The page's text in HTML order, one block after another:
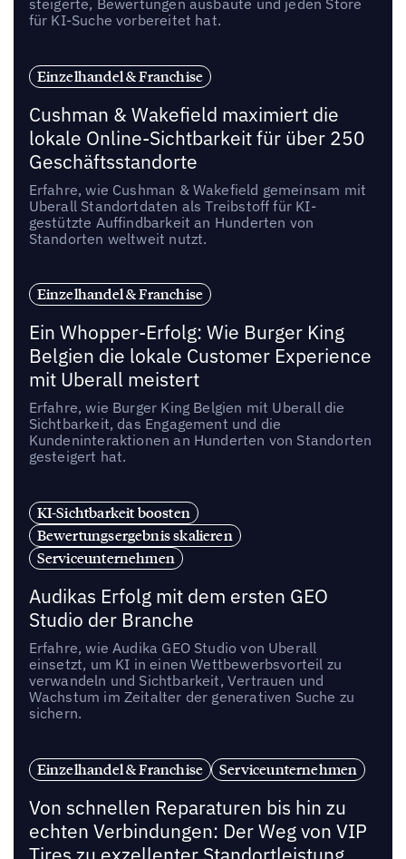
für KI-Suche vorbereitet hat.
Einzelhandel & Franchise
Cushman & Wakefield maximiert die
lokale Online-Sichtbarkeit für über 250
Geschäftsstandorte
Erfahre, wie Cushman & Wakefield gemeinsam mit
Uberall Standortdaten als Treibstoff für KI-
gestützte Auffindbarkeit an Hunderten von
Standorten weltweit nutzt.
Einzelhandel & Franchise
Ein Whopper-Erfolg: Wie Burger King
Belgien die lokale Customer Experience
mit Uberall meistert
Erfahre, wie Burger King Belgien mit Uberall die
Sichtbarkeit, das Engagement und die
Kundeninteraktionen an Hunderten von Standorten
gesteigert hat.
KI-Sichtbarkeit boosten
Bewertungsergebnis skalieren
Serviceunternehmen
Audikas Erfolg mit dem ersten GEO
Studio der Branche
Erfahre, wie Audika GEO Studio von Uberall
einsetzt, um KI in einen Wettbewerbsvorteil zu
verwandeln und Sichtbarkeit, Vertrauen und
Wachstum im Zeitalter der generativen Suche zu
sichern.
Einzelhandel & Franchise Serviceunternehmen
Von schnellen Reparaturen bis hin zu
echten Verbindungen: Der Weg von VIP